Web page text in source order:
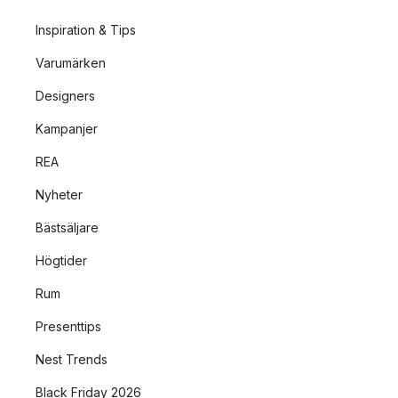
Inspiration & Tips
Varumärken
Designers
Kampanjer
REA
Nyheter
Bästsäljare
Högtider
Rum
Presenttips
Nest Trends
Black Friday 2026